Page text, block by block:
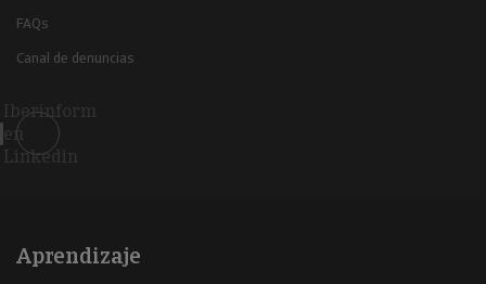
FAQs
Canal de denuncias
Iberinform
en
Linkedin
Aprendizaje